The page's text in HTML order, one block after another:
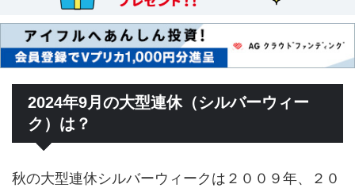
2024年9月の大型連休（シルバーウィー
ク）は？
秋の大型連休シルバーウィークは２００９年、２０